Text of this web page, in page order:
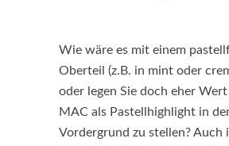
Wie wäre es mit einem
Oberteil (z.B. in mint oder
oder legen Sie doch eher
MAC als Pastellhighlight in
Vordergrund zu stellen? Auch